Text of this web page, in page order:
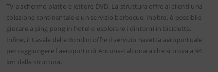
TV a schermo piatto e lettore DVD. La struttura offre ai clienti una
colazione continentale e un servizio barbecue. Inoltre, è possibile
giocare a ping pong in hotel o esplorare i dintorni in bicicletta.
Infine, il Casale delle Rondini offre il servizio navetta aeroportuale
per raggiungere l aeroporto di Ancona-Falconara che si trova a 94
km dalla struttura.